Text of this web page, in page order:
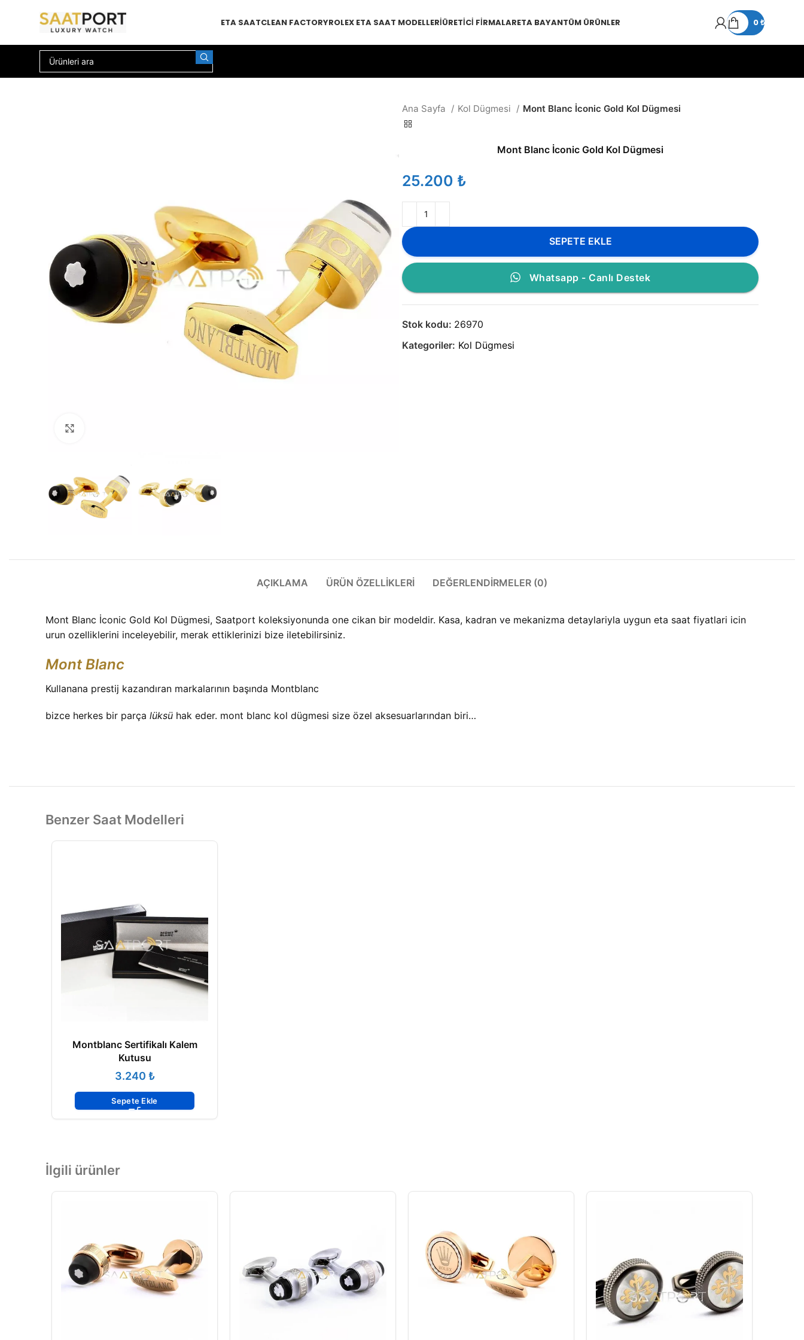
ETA SAATCLEAN FACTORYROLEX ETA SAAT MODELLERIÜRETICI FIRMALARETA BAYANTÜM ÜRÜNLER 0₺
Ana Sayfa Kol Dügmesi Mont Blanc İconic Gold Kol Dügmesi
Mont Blanc İconic Gold Kol Dügmesi
₺
SEPETE EKLE
Whatsapp - Canlı Destek
Stok kodu: 26970
Kategoriler: Kol Dügmesi
AÇIKLAMA ÜRÜN ÖZELLIKLERI DEĞERLENDIRMELER (0)
Mont Blanc İconic Gold Kol Dügmesi, Saatport koleksiyonunda one cikan bir modeldir. Kasa, kadran ve mekanizma detaylariyla uygun eta saat fiyatlari icin
urun ozelliklerini inceleyebilir, merak ettiklerinizi bize iletebilirsiniz.
Mont Blanc
Kullanana prestij kazandıran markalarının başında Montblanc
bizce herkes bir parça lüksü hak eder. mont blanc kol dügmesi size özel aksesuarlarından biri…
Benzer Saat Modelleri
Montblanc Sertifikalı Kalem
Kutusu
₺
Sepete Ekle
İlgili ürünler